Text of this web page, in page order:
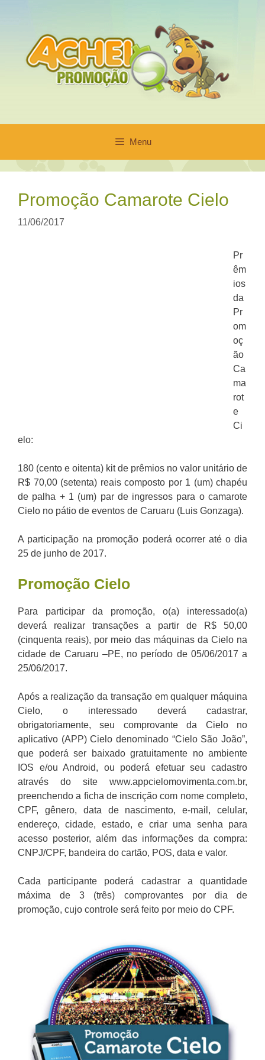
conteúdo
Menu
Promoção Camarote Cielo
11/06/2017
Pr
êm
ios
da
Pr
om
oç
ão
Ca
ma
rot
e
Ci
elo:
180 (cento e oitenta) kit de prêmios no valor unitário de
R$ 70,00 (setenta) reais composto por 1 (um) chapéu
de palha + 1 (um) par de ingressos para o camarote
Cielo no pátio de eventos de Caruaru (Luis Gonzaga).
A participação na promoção poderá ocorrer até o dia
25 de junho de 2017.
Promoção Cielo
Para participar da promoção, o(a) interessado(a)
deverá realizar transações a partir de R$ 50,00
(cinquenta reais), por meio das máquinas da Cielo na
cidade de Caruaru –PE, no período de 05/06/2017 a
25/06/2017.
Após a realização da transação em qualquer máquina
Cielo, o interessado deverá cadastrar,
obrigatoriamente, seu comprovante da Cielo no
aplicativo (APP) Cielo denominado “Cielo São João”,
que poderá ser baixado gratuitamente no ambiente
IOS e/ou Android, ou poderá efetuar seu cadastro
através do site www.appcielomovimenta.com.br,
preenchendo a ficha de inscrição com nome completo,
CPF, gênero, data de nascimento, e-mail, celular,
endereço, cidade, estado, e criar uma senha para
acesso posterior, além das informações da compra:
CNPJ/CPF, bandeira do cartão, POS, data e valor.
Cada participante poderá cadastrar a quantidade
máxima de 3 (três) comprovantes por dia de
promoção, cujo controle será feito por meio do CPF.